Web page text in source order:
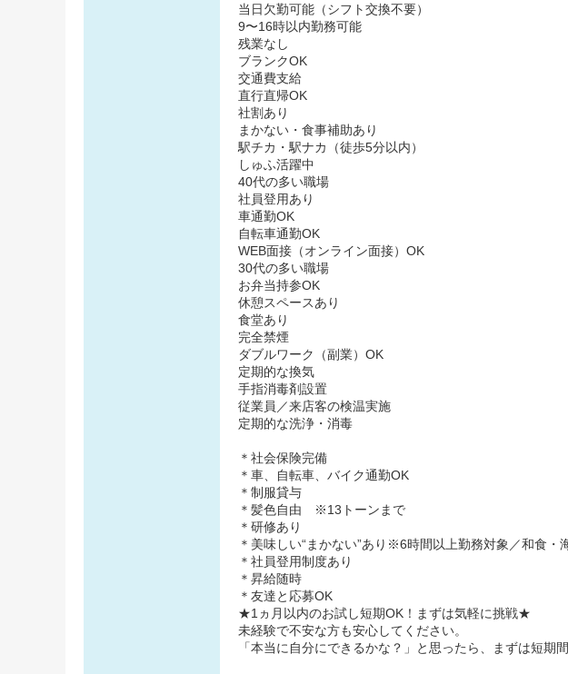
当日欠勤可能（シフト交換不要）
9〜16時以内勤務可能
残業なし
ブランクOK
交通費支給
直行直帰OK
社割あり
まかない・食事補助あり
駅チカ・駅ナカ（徒歩5分以内）
しゅふ活躍中
40代の多い職場
社員登用あり
車通勤OK
自転車通勤OK
WEB面接（オンライン面接）OK
30代の多い職場
お弁当持参OK
休憩スペースあり
食堂あり
完全禁煙
ダブルワーク（副業）OK
定期的な換気
手指消毒剤設置
従業員／来店客の検温実施
定期的な洗浄・消毒
＊社会保険完備
＊車、自転車、バイク通勤OK
＊制服貸与
＊髪色自由 ※13トーンまで
＊研修あり
＊美味しい“まかない”あり※6時間以上勤務対象／和食・
＊社員登用制度あり
＊昇給随時
＊友達と応募OK
★1ヵ月以内のお試し短期OK！まずは気軽に挑戦★
未経験で不安な方も安心してください。
「本当に自分にできるかな？」と思ったら、まずは短期